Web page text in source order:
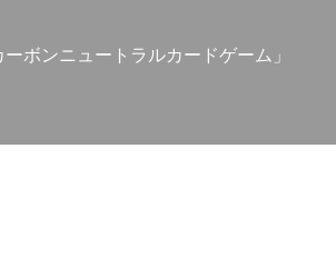
ボンニュートラルカードゲーム」